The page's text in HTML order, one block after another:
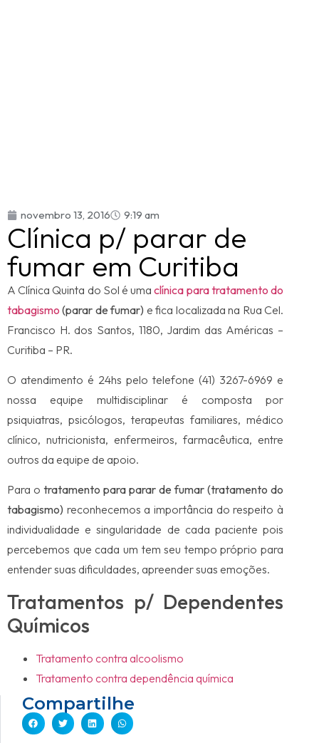
novembro 13, 2016 9:19 am
Clínica p/ parar de
fumar em Curitiba
A Clínica Quinta do Sol é umaclínica para tratamento do
tabagismo (parar de fumar) e fica localizada na Rua Cel.
Francisco H. dos Santos, 1180, Jardim das Américas –
Curitiba – PR.
O atendimento é 24hs pelo telefone (41) 3267-6969 e
nossa equipe multidisciplinar é composta por
psiquiatras, psicólogos, terapeutas familiares, médico
clínico, nutricionista, enfermeiros, farmacêutica, entre
outros da equipe de apoio.
Para o tratamento para parar de fumar (tratamento do
tabagismo) reconhecemos a importância do respeito à
individualidade e singularidade de cada paciente pois
percebemos que cada um tem seu tempo próprio para
entender suas dificuldades, apreender suas emoções.
Tratamentos p/ Dependentes
Químicos
Tratamento contra alcoolismo
Tratamento contra dependência química
Compartilhe